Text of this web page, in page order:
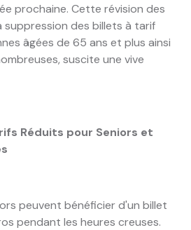
prochaine. Cette révision des
suppression des billets à tarif
âgées de 65 ans et plus ainsi
suscite une vive
Réduits pour Seniors et
peuvent bénéficier d'un billet
pendant les heures creuses.